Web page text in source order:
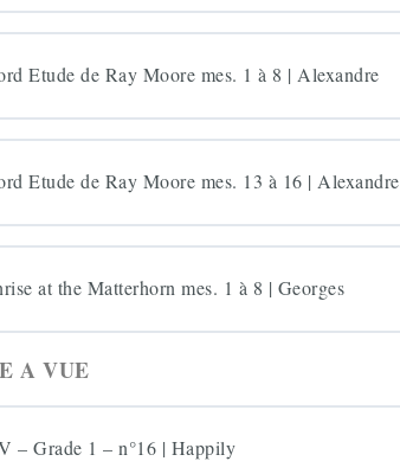
Etude de Ray Moore mes. 1 à 8 | Alexandre
Etude de Ray Moore mes. 13 à 16 | Alexandre
at the Matterhorn mes. 1 à 8 | Georges
A VUE
– Grade 1 – n°16 | Happily